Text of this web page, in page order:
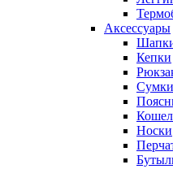
Аксессуары
Кепки
Сумки
Носки